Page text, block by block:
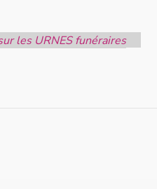
les URNES funéraires